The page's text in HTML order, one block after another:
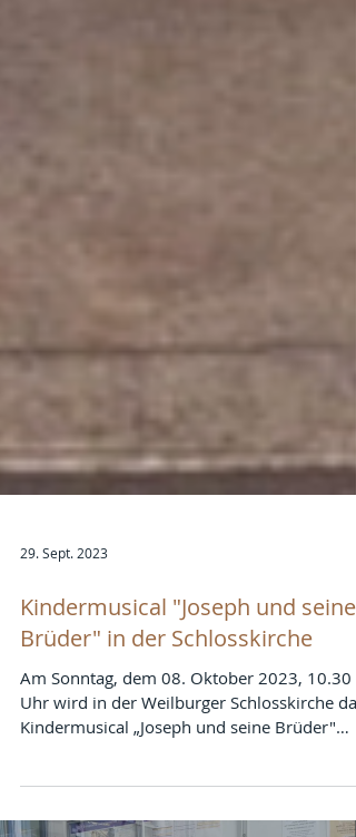
29. Sept. 2023
Kindermusical "Joseph und seine
Brüder" in der Schlosskirche
Am Sonntag, dem 08. Oktober 2023, 10.30
Kindermusical „Joseph und seine Brüder"